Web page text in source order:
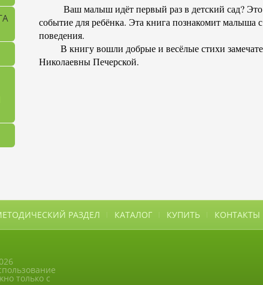
Ваш малыш идёт первый раз в детский сад? Это
событие для ребёнка. Эта книга познакомит малыша
поведения.
В книгу вошли добрые и весёлые стихи
Николаевны Печерской.
РАЗДЕЛ КАТАЛОГ КУПИТЬ КОНТАКТЫ
только с